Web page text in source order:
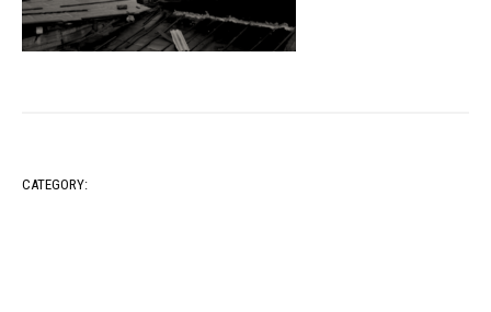
CATEGORY: